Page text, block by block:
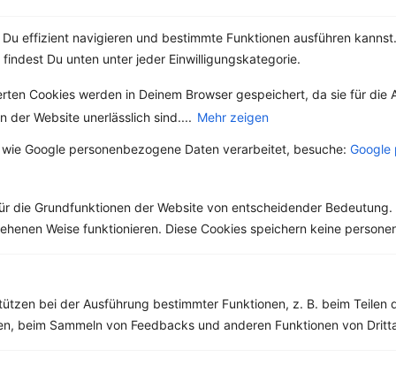
effizient navigieren und bestimmte Funktionen ausführen
Du unten unter jeder Einwilligungskategorie.
Cookies werden in Deinem Browser gespeichert, da sie für die
der Website unerlässlich sind.... Mehr zeigen
Google personenbezogene Daten verarbeitet, besuche: Google
die Grundfunktionen der Website von entscheidender Bedeutung.
Weise funktionieren. Diese Cookies speichern keine
bei der Ausführung bestimmter Funktionen, z. B. beim Teilen
beim Sammeln von Feedbacks und anderen Funktionen von
Alle Themen
Abnehmen
Gesunde Ernährung
Gesunde Küche
Low Carb
Low Fat